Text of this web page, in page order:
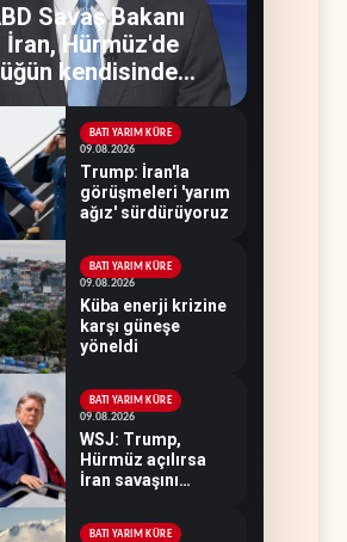
Savaş Bakanı
İran, Hürmüz'de
kendisinde
inanıyor
BATI YARIM KÜRE
09.08.2026
Trump: İran'la
görüşmeleri 'yarım
ağız' sürdürüyoruz
BATI YARIM KÜRE
09.08.2026
Küba enerji krizine
karşı güneşe
yöneldi
BATI YARIM KÜRE
09.08.2026
WSJ: Trump,
Hürmüz açılırsa
İran savaşını
BATI YARIM KÜRE